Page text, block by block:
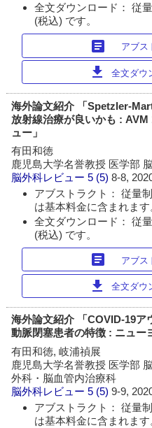
全文ダウンロード： 従
(税込) です。
article アブス
download 全文ダウ
海外論文紹介 「Spetzler-
放射線治療が良いかも :
ュー」
有田和徳
鹿児島大学名誉教授 医学部
脳外科レビュー 5 (5)8-8,
アブストラクト： 従量
は基本料金に含まれます
全文ダウンロード： 従
(税込) です。
article アブス
download 全文ダウ
海外論文紹介 「COVID-19ア
動脈閉塞患者の特徴 : ニュー
有田和徳, 岐浦禎展
鹿児島大学名誉教授 医学部
外科・脳血管内治療科
脳外科レビュー 5 (5)9-9,
アブストラクト： 従量
は基本料金に含まれます